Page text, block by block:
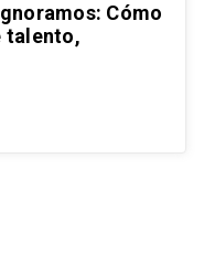
Cómo
talento,